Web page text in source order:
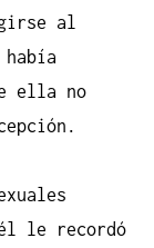
al
había
ella no
él le recordó